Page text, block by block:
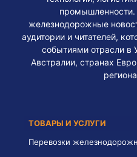
промышленности.
железнодорожные
аудитории и читателей,
событиями отрасли в
Австралии, странах
ТОВАРЫ И УСЛУГИ
Перевозки